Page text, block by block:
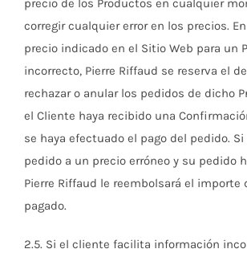
precio de los Productos en cualquier
corregir cualquier error en los precios.
precio indicado en el Sitio Web para un
incorrecto, Pierre Riffaud se reserva el
rechazar o anular los pedidos de dicho
el Cliente haya recibido una
se haya efectuado el pago del pedido.
pedido a un precio erróneo y su pedido
Pierre Riffaud le reembolsará el importe
pagado.
2.5. Si el cliente facilita información